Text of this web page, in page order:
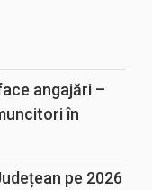
angajări –
în
pe 2026